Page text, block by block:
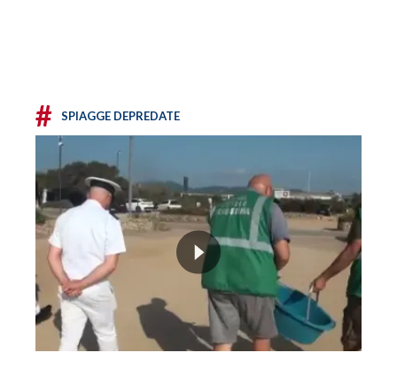
# SPIAGGE DEPREDATE